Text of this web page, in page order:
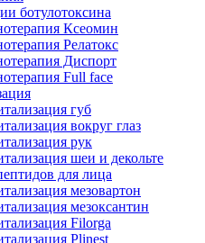
ботулотоксина
Ксеомин
Релатокс
Диспорт
Full face
губ
вокруг глаз
рук
шеи и декольте
для лица
мезовартон
мезоксантин
Filorga
Plinest